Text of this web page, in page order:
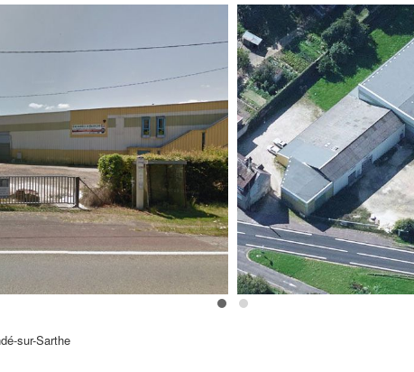
sur-Sarthe